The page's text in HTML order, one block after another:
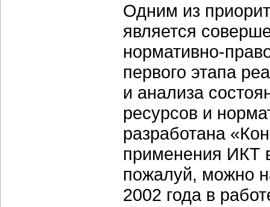
Одним из
является
нормативно-
первого этапа
и анализа
ресурсов и
разработана
применения ИКТ
пожалуй, можно
2002 года в